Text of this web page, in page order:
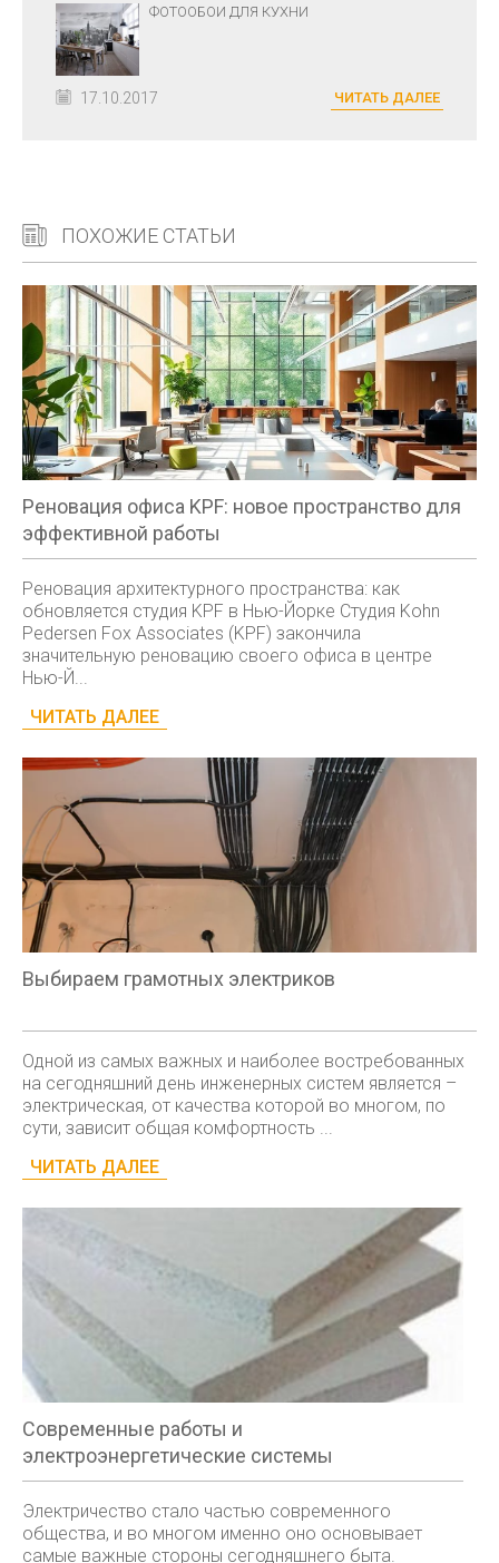
ФОТООБОИ ДЛЯ КУХНИ
17.10.2017 ЧИТАТЬ ДАЛЕЕ
ПОХОЖИЕ СТАТЬИ
Реновация офиса KPF: новое пространство для
эффективной работы
Реновация архитектурного пространства: как
обновляется студия KPF в Нью-Йорке Студия Kohn
Pedersen Fox Associates (KPF) закончила
значительную реновацию своего офиса в центре
Нью-Й...
ЧИТАТЬ ДАЛЕЕ
Выбираем грамотных электриков
Одной из самых важных и наиболее востребованных
на сегодняшний день инженерных систем является –
электрическая, от качества которой во многом, по
сути, зависит общая комфортность ...
ЧИТАТЬ ДАЛЕЕ
Современные работы и
электроэнергетические системы
Электричество стало частью современного
общества, и во многом именно оно основывает
самые важные стороны сегодняшнего быта.